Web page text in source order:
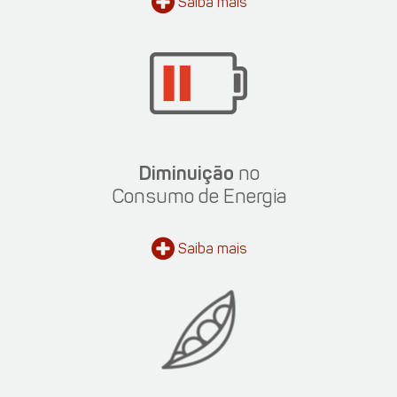
Saiba mais
Diminuição no
Consumo de Energia
Saiba mais